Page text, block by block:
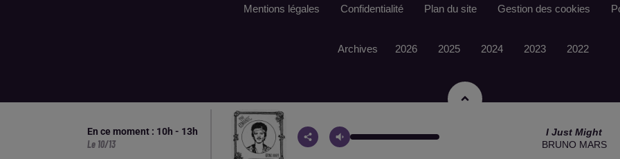
En ce moment : 10h - 13h
Le 10/13
I Just Might
BRUNO MARS
Mentions légales Confidentialité Plan du site Gestion des cookies
Archives 2026 2025 2024 2023 2022